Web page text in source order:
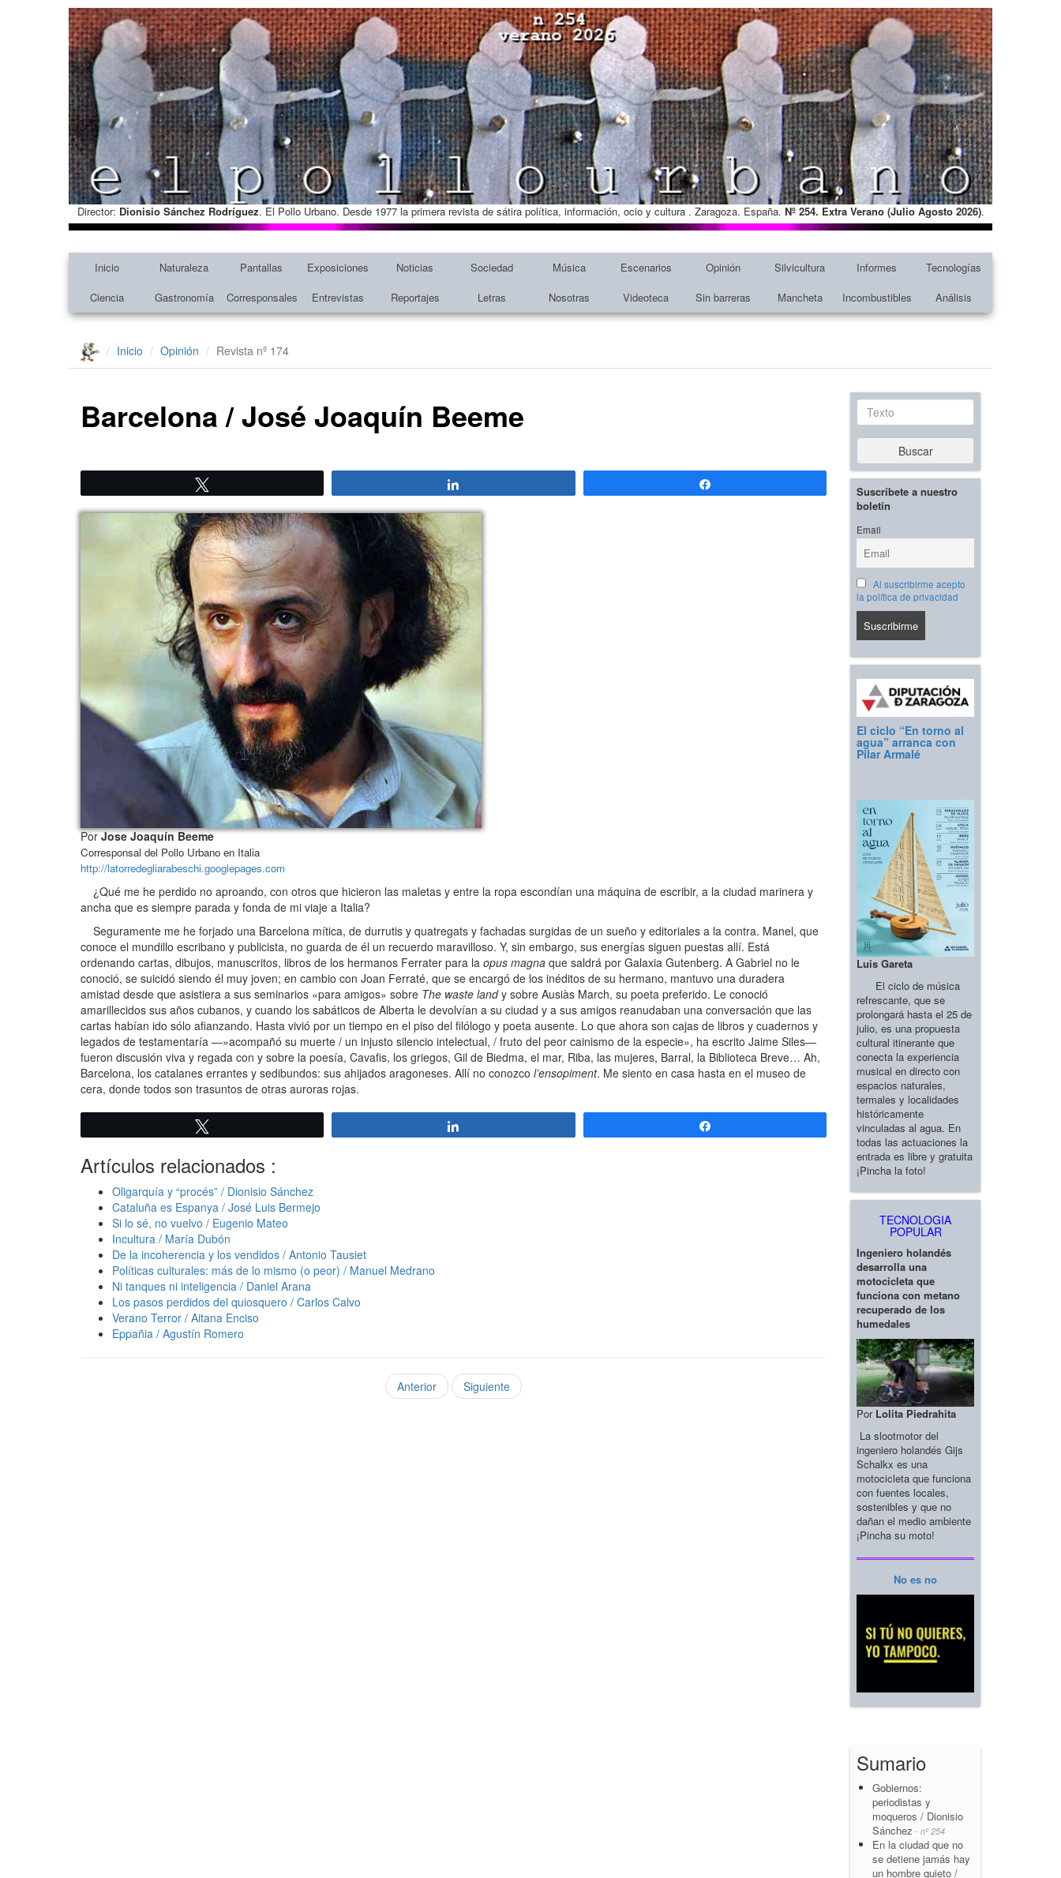
Director: Dionisio Sánchez Rodríguez. El Pollo Urbano. Desde 1977 la primera revista de sátira política, información, ocio y cultura . Zaragoza. España. Nº 254. Extra Verano (Julio Agosto 2026).
Inicio Naturaleza Pantallas Exposiciones Noticias Sociedad Música Escenarios Opinión Silvicultura Informes
Tecnologías
Ciencia
Gastronomía Corresponsales Entrevistas Reportajes Letras Nosotras Videoteca Sin barreras Mancheta Incombustibles Análisis
Inicio Opinión Revista nº 174
Barcelona / José Joaquín Beeme
PorJose Joaquín Beeme
Corresponsal del Pollo Urbano en Italia
http://latorredegliarabeschi.googlepages.com
¿Qué me he perdido no aproando, con otros que hicieron las maletas y entre la ropa escondían una máquina de escribir, a la ciudad marinera y
ancha que es siempre parada y fonda de mi viaje a Italia?
Seguramente me he forjado una Barcelona mítica, de durrutis y quatregats y fachadas surgidas de un sueño y editoriales a la contra. Manel, que
conoce el mundillo escribano y publicista, no guarda de él un recuerdo maravilloso. Y, sin embargo, sus energías siguen puestas allí. Está
ordenando cartas, dibujos, manuscritos, libros de los hermanos Ferrater para la opus magna que saldrá por Galaxia Gutenberg. A Gabriel no le
conoció, se suicidó siendo él muy joven; en cambio con Joan Ferraté, que se encargó de los inéditos de su hermano, mantuvo una duradera
amistad desde que asistiera a sus seminarios «para amigos» sobre The waste landy sobre Ausiàs March, su poeta preferido. Le conoció
amarillecidos sus años cubanos, y cuando los sabáticos de Alberta le devolvían a su ciudad y a sus amigos reanudaban una conversación que las
cartas habían ido sólo afianzando. Hasta vivió por un tiempo en el piso del filólogo y poeta ausente. Lo que ahora son cajas de libros y cuadernos y
legados de testamentaría —»acompañó su muerte / un injusto silencio intelectual, / fruto del peor cainismo de la especie», ha escrito Jaime Siles—
fueron discusión viva y regada con y sobre la poesía, Cavafis, los griegos, Gil de Biedma, el mar, Riba, las mujeres, Barral, la Biblioteca Breve… Ah,
Barcelona, los catalanes errantes y sedibundos: sus ahijados aragoneses. Allí no conozco l’ensopiment. Me siento en casa hasta en el museo de
cera, donde todos son trasuntos de otras auroras rojas.
Artículos relacionados :
Oligarquía y “procés” / Dionisio Sánchez
Cataluña es Espanya / José Luis Bermejo
Si lo sé, no vuelvo / Eugenio Mateo
Incultura / María Dubón
De la incoherencia y los vendidos / Antonio Tausiet
Políticas culturales: más de lo mismo (o peor) / Manuel Medrano
Ni tanques ni inteligencia / Daniel Arana
Los pasos perdidos del quiosquero / Carlos Calvo
Verano Terror / Aitana Enciso
Eppañia / Agustín Romero
Anterior Siguiente
Texto
Buscar
Suscríbete a nuestro
boletín
Email
Al suscribirme acepto
la política de privacidad
El ciclo “En torno al
agua” arranca con
Pilar Armalé
Luis Gareta
El ciclo de música
refrescante, que se
prolongará hasta el 25 de
julio, es una propuesta
cultural itinerante que
conecta la experiencia
musical en directo con
espacios naturales,
termales y localidades
históricamente
vinculadas al agua. En
todas las actuaciones la
entrada es libre y gratuita
¡Pincha la foto!
TECNOLOGIA
POPULAR
Ingeniero holandés
desarrolla una
motocicleta que
funciona con metano
recuperado de los
humedales
Por Lolita Piedrahita
La slootmotor del
ingeniero holandés Gijs
Schalkx es una
motocicleta que funciona
con fuentes locales,
sostenibles y que no
dañan el medio ambiente
¡Pincha su moto!
No es no
Sumario
Gobiernos:
periodistas y
moqueros / Dionisio
Sánchez - nº 254
En la ciudad que no
se detiene jamás hay
un hombre quieto /